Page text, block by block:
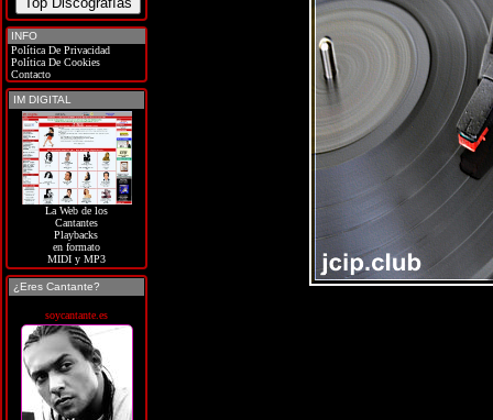
INFO
Política De Privacidad
Política De Cookies
Contacto
IM DIGITAL
La Web de los
Cantantes
Playbacks
en formato
MIDI y MP3
¿Eres Cantante?
soycantante.es